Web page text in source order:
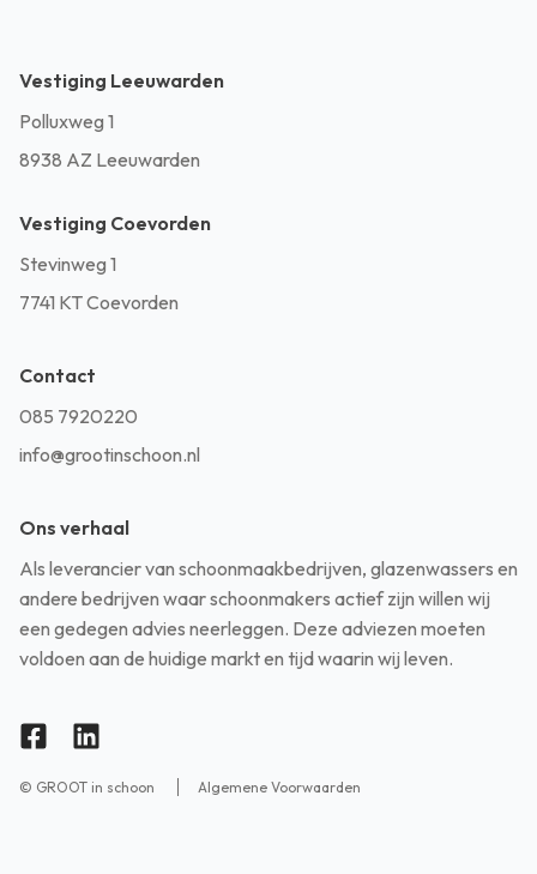
Vestiging Leeuwarden
Polluxweg 1
8938 AZ Leeuwarden
Vestiging Coevorden
Stevinweg 1
7741 KT Coevorden
Contact
085 7920220
info@grootinschoon.nl
Ons verhaal
Als leverancier van schoonmaakbedrijven, glazenwassers en
andere bedrijven waar schoonmakers actief zijn willen wij
een gedegen advies neerleggen. Deze adviezen moeten
voldoen aan de huidige markt en tijd waarin wij leven.
© GROOT in schoon Algemene Voorwaarden